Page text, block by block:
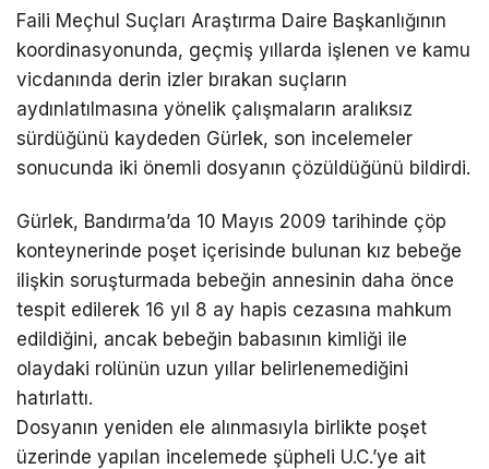
Faili Meçhul Suçları Araştırma Daire Başkanlığının
koordinasyonunda, geçmiş yıllarda işlenen ve kamu
vicdanında derin izler bırakan suçların
aydınlatılmasına yönelik çalışmaların aralıksız
sürdüğünü kaydeden Gürlek, son incelemeler
sonucunda iki önemli dosyanın çözüldüğünü bildirdi.
Gürlek, Bandırma’da 10 Mayıs 2009 tarihinde çöp
konteynerinde poşet içerisinde bulunan kız bebeğe
ilişkin soruşturmada bebeğin annesinin daha önce
tespit edilerek 16 yıl 8 ay hapis cezasına mahkum
edildiğini, ancak bebeğin babasının kimliği ile
olaydaki rolünün uzun yıllar belirlenemediğini
hatırlattı.
Dosyanın yeniden ele alınmasıyla birlikte poşet
üzerinde yapılan incelemede şüpheli U.C.’ye ait